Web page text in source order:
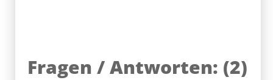
Fragen / Antworten: (2)